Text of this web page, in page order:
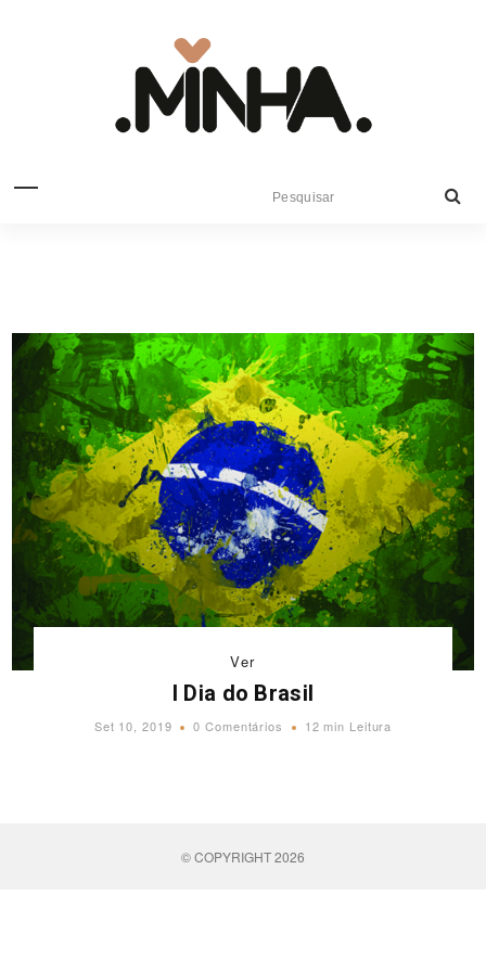
Ver
I Dia do Brasil
Set 10, 2019 0 Comentários 12 min Leitura
© COPYRIGHT 2026